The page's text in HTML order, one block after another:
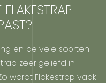
en de vele soorten
zeer geliefd in
wordt Flakestrap vaak